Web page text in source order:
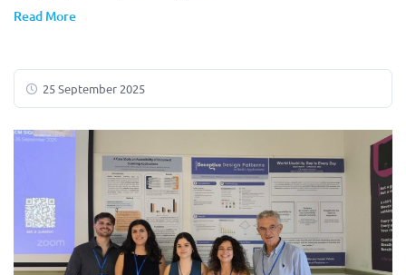
Read More
25 September 2025